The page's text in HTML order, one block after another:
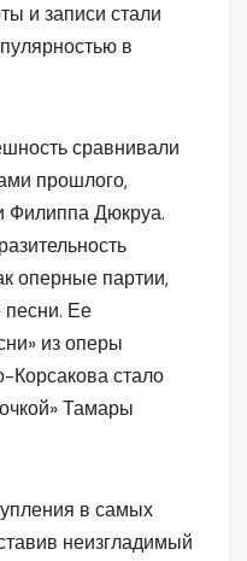
и записи стали
в
сравнивали
прошлого,
Филиппа Дюкруа.
оперные партии,
Ее
из оперы
Корсакова стало
Тамары
в самых
неизгладимый